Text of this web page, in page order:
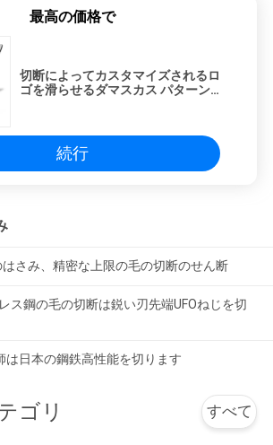
最高の価格で
切断によってカスタマイズされるロ
ゴを滑らせるダマスカス パターン骨
続行
さみ、精密な上限の毛の切断のせん断
ス鋼の毛の切断は鋭い刃先端UFOねじを切
は日本の鋼鉄高性能を切ります
ゴリ すべて